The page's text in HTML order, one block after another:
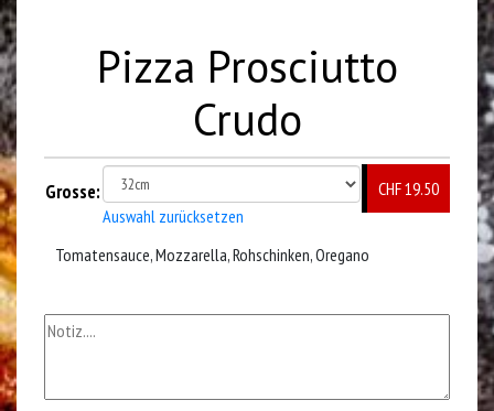
Pizza Prosciutto
Crudo
CHF 19.50
Tomatensauce, Mozzarella, Rohschinken, Oregano
Grosse:
Auswahl zurücksetzen